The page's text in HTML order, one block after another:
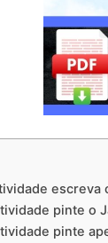
escreva
pinte o
pinte